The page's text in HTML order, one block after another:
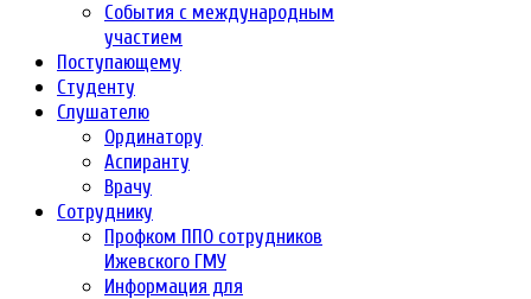
События с международным
участием
Поступающему
Студенту
Слушателю
Ординатору
Аспиранту
Врачу
Сотруднику
Профком ППО сотрудников
Ижевского ГМУ
Информация для